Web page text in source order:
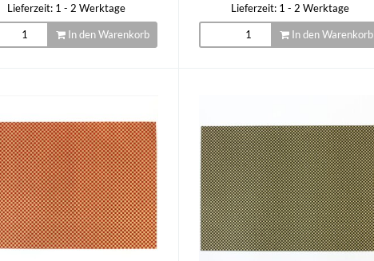
Lieferzeit: 1 - 2 Werktage
In den Warenkorb
Lieferzeit: 1 - 2 Werktage
In den Warenkorb